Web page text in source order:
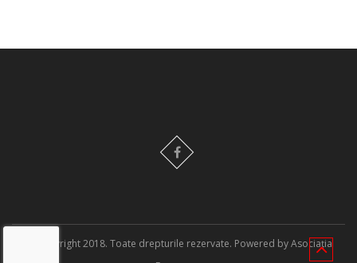
© Copyright 2018. Toate drepturile rezervate. Powered by Asociația